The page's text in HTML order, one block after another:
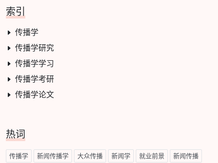
索引
传播学
传播学研究
传播学学习
传播学考研
传播学论文
热词
传播学 新闻传播学 大众传播 新闻学 就业前景 新闻传播